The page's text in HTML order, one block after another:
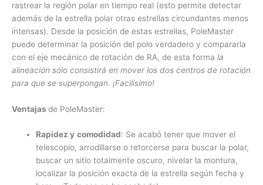
rastrear la región polar en tiempo real (esto permite detectar
además de la estrella polar otras estrellas circundantes menos
intensas). Desde la posición de estas estrellas, PoleMaster
puede determinar la posición del polo verdadero y compararla
con el eje mecánico de rotación de RA, de esta forma la
alineación sólo consistirá en mover los dos centros de rotación
para que se superpongan. ¡Facilísimo!
Ventajas de PoleMaster:
Rapidezy comodidad: Se acabó tener que mover el
telescopio, arrodillarse o retorcerse para buscar la polar,
buscar un sitio totalmente oscuro, nivelar la montura,
localizar la posición exacta de la estrella según fecha y